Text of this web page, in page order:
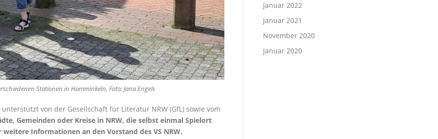
Stationen in Hamminkeln, Foto: Jana Engels
von der Gesellschaft für Literatur NRW (GfL) sowie vom
Gemeinden oder Kreise in NRW, die selbst einmal Spielort
Informationen an den Vorstand des VS NRW.
Januar 2022
Januar 2021
November 2020
Januar 2020